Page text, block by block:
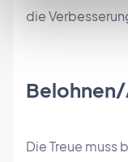
die
Die Treue muss